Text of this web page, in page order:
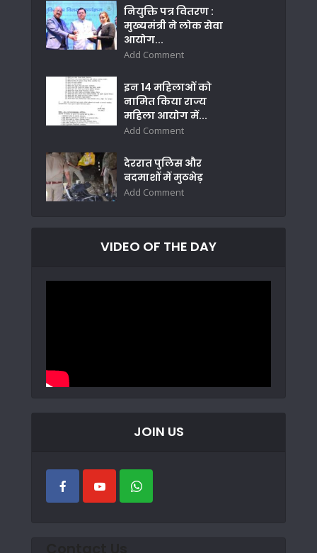
नियुक्ति पत्र वितरण :
मुख्यमंत्री ने लोक सेवा
आयोग...
Add Comment
इन 14 महिलाओं को
नामित किया राज्य
महिला आयोग में...
Add Comment
देररात पुलिस और
बदमाशों में मुठभेड़
Add Comment
VIDEO OF THE DAY
JOIN US